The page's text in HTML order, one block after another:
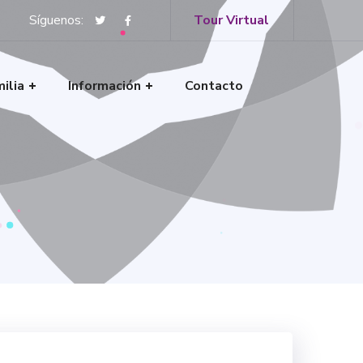
Síguenos: Tour Virtual
Información Contacto